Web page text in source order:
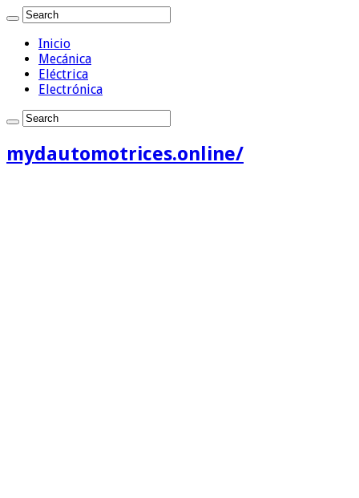
Inicio
Mecánica
Eléctrica
Electrónica
mydautomotrices.online/